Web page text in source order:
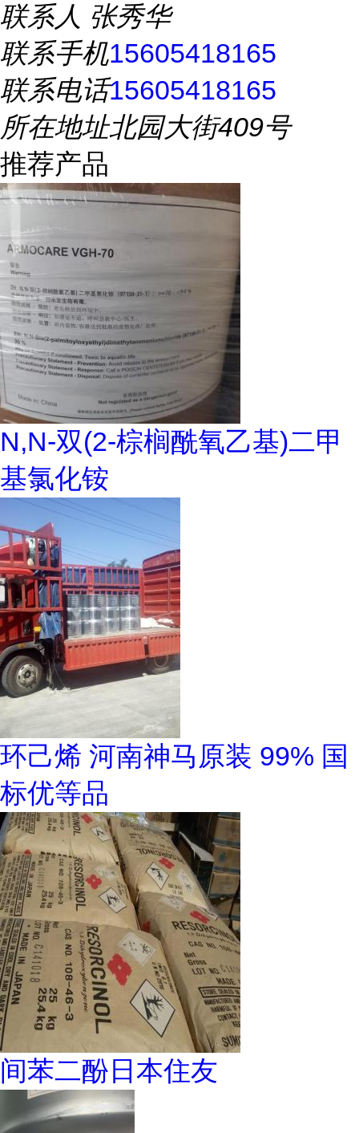
联系人 张秀华
联系手机15605418165
联系电话15605418165
所在地址北园大街409号
推荐产品
N,N-双(2-棕榈酰氧乙基)二甲
基氯化铵
环己烯 河南神马原装 99% 国
标优等品
间苯二酚日本住友